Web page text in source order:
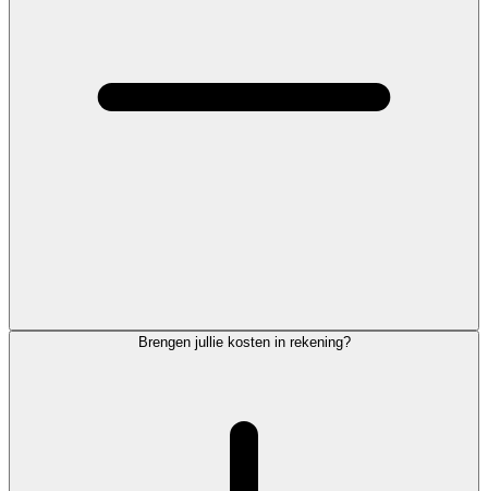
Brengen jullie kosten in rekening?